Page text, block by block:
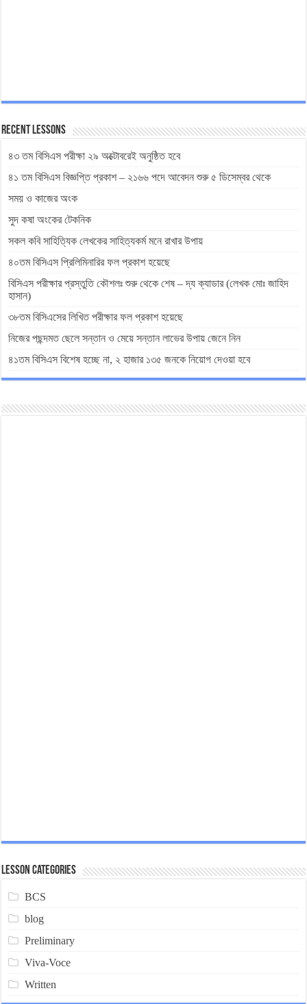
Recent Lessons
৪৩ তম বিসিএস পরীক্ষা ২৯ অক্টোবরেই অনুষ্ঠিত হবে
৪১ তম বিসিএস বিজ্ঞপ্তি প্রকাশ – ২১৬৬ পদে আবেদন শুরু ৫ ডিসেম্বর থেকে
সময় ও কাজের অংক
সুদ কষা অংকের টেকনিক
সকল কবি সাহিত্যিক লেখকের সাহিত্যকর্ম মনে রাখার উপায়
৪০তম বিসিএস প্রিলিমিনারির ফল প্রকাশ হয়েছে
বিসিএস পরীক্ষার প্রস্তুতি কৌশলঃ শুরু থেকে শেষ – দ্য ক্যাডার (লেখক মোঃ জাহিদ
হাসান)
৩৮তম বিসিএসের লিখিত পরীক্ষার ফল প্রকাশ হয়েছে
নিজের পছন্দমত ছেলে সন্তান ও মেয়ে সন্তান লাভের উপায় জেনে নিন
৪১তম বিসিএস বিশেষ হচ্ছে না, ২ হাজার ১৩৫ জনকে নিয়োগ দেওয়া হবে
Lesson Categories
BCS
blog
Preliminary
Viva-Voce
Written